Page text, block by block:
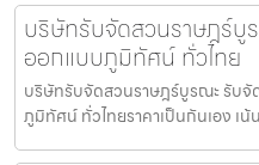
บริษัทรับจัดสวนราษฎร์
ออกแบบภูมิทัศน์ ทั่วไทย
บริษัทรับจัดสวนราษฎร์บูรณะ รับ
ภูมิทัศน์ ทั่วไทยราคาเป็นกันเอง เ